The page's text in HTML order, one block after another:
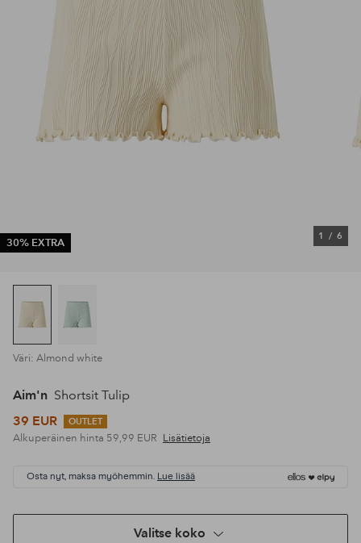
30% EXTRA
1 / 6
Väri: Almond white
Aim'n Shortsit Tulip
39 EUR
OUTLET
Alkuperäinen hinta 59,99 EUR Lisätietoja
Osta nyt, maksa myöhemmin. Lue lisää
Valitse koko